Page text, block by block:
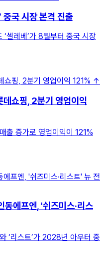
중국 시장 본격 진출
셀레베’가 8월부터 중국 시장
쇼핑, 2분기 영업이익
출 증가로 영업이익이 121%
에프엔, '쉬즈미스·리스
‘리스트’가 2028년 아우터 중